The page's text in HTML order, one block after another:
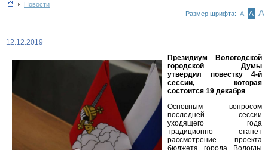
Новости
Размер шрифта: А А А
12.12.2019
Президиум Вологодской
городской Думы
утвердил повестку 4-й
сессии, которая
состоится 19 декабря
Основным вопросом
последней сессии
уходящего года
традиционно станет
рассмотрение проекта
бюджета города Вологды